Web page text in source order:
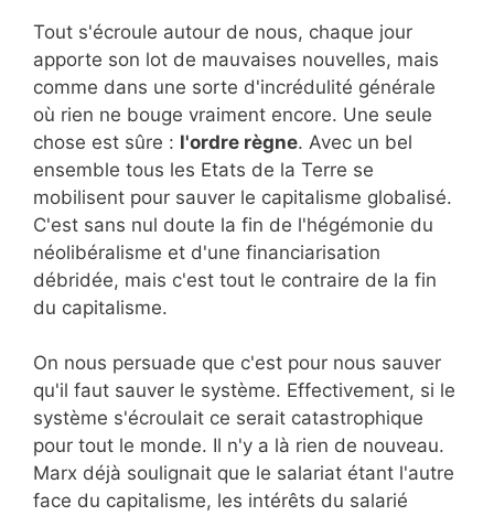
Tout s'écroule autour de nous, chaque jour
apporte son lot de mauvaises nouvelles, mais
comme dans une sorte d'incrédulité générale
où rien ne bouge vraiment encore. Une seule
chose est sûre : l'ordre règne. Avec un bel
ensemble tous les Etats de la Terre se
mobilisent pour sauver le capitalisme globalisé.
C'est sans nul doute la fin de l'hégémonie du
néolibéralisme et d'une financiarisation
débridée, mais c'est tout le contraire de la fin
du capitalisme.
On nous persuade que c'est pour nous sauver
qu'il faut sauver le système. Effectivement, si le
système s'écroulait ce serait catastrophique
pour tout le monde. Il n'y a là rien de nouveau.
Marx déjà soulignait que le salariat étant l'autre
face du capitalisme, les intérêts du salarié